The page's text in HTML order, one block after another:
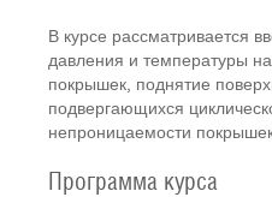
В курсе рассматривается
давления и температуры
покрышек, поднятие
подвергающихся
непроницаемости
Программа курса